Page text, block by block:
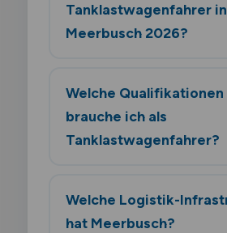
Tanklastwagenfahrer in
Meerbusch 2026?
Welche Qualifikationen
brauche ich als
Tanklastwagenfahrer?
Welche Logistik-
hat Meerbusch?